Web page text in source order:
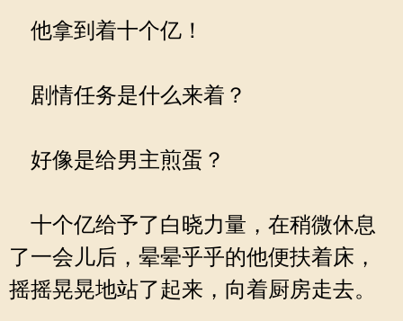
他拿到着十个亿！
剧情任务是什么来着？
好像是给男主煎蛋？
十个亿给予了白晓力量，在稍微休息
了一会儿后，晕晕乎乎的他便扶着床，
摇摇晃晃地站了起来，向着厨房走去。